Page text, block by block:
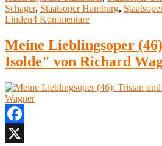
den
Linden,
September
2020“
Schager, Staatsoper Hamburg,
Linden4 Kommentarezu
Strauss,
Ariadne
auf
Staatsoper
Unter
Meine Lieblingsoper
Isolde" von Richard
Facebook